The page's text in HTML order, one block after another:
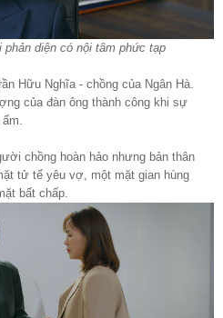
phản diện có nội tâm phức tạp
Hữu Nghĩa - chồng của Ngân Hà.
của đàn ông thành công khi sự
chồng hoàn hảo nhưng bản thân
tử tế yêu vợ, một mặt gian hùng
bất chấp.